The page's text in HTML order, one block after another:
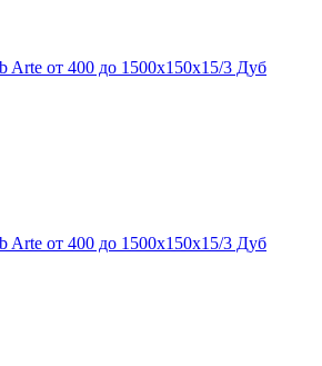
Arte от 400 до 1500х150х15/3 Дуб
Arte от 400 до 1500х150х15/3 Дуб